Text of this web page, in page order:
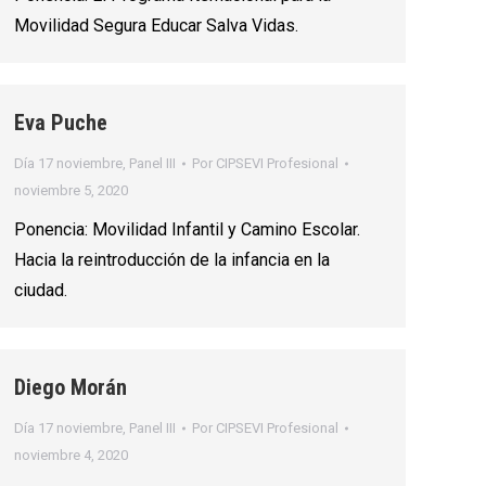
Movilidad Segura Educar Salva Vidas.
Eva Puche
Día 17 noviembre, Panel III Por CIPSEVI Profesional
noviembre 5, 2020
Ponencia: Movilidad Infantil y Camino Escolar.
Hacia la reintroducción de la infancia en la
ciudad.
Diego Morán
Día 17 noviembre, Panel III Por CIPSEVI Profesional
noviembre 4, 2020